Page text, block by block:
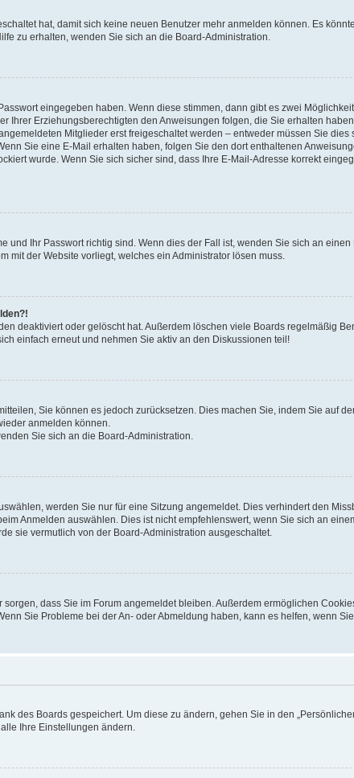
hat, damit sich keine neuen Benutzer mehr anmelden können. Es
zu erhalten, wenden Sie sich an die Board-Administration.
eingegeben haben. Wenn diese stimmen, dann gibt es zwei
Ihrer Erziehungsberechtigten den Anweisungen folgen, die Sie erhalten
Mitglieder erst freigeschaltet werden – entweder müssen Sie
Sie eine E-Mail erhalten haben, folgen Sie den dort enthaltenen
wurde. Wenn Sie sich sicher sind, dass Ihre E-Mail-Adresse korrekt
und Ihr Passwort richtig sind. Wenn dies der Fall ist, wenden Sie sich an
mit der Website vorliegt, welches ein Administrator lösen muss.
deaktiviert oder gelöscht hat. Außerdem löschen viele Boards regelmäßig
einfach erneut und nehmen Sie aktiv an den Diskussionen teil!
Sie können es jedoch zurücksetzen. Dies machen Sie, indem Sie auf
anmelden können.
Sie sich an die Board-Administration.
werden Sie nur für eine Sitzung angemeldet. Dies verhindert den
Anmelden auswählen. Dies ist nicht empfehlenswert, wenn Sie sich an
sie vermutlich von der Board-Administration ausgeschaltet.
sorgen, dass Sie im Forum angemeldet bleiben. Außerdem ermöglichen
Sie Probleme bei der An- oder Abmeldung haben, kann es helfen, wenn
des Boards gespeichert. Um diese zu ändern, gehen Sie in den
Ihre Einstellungen ändern.